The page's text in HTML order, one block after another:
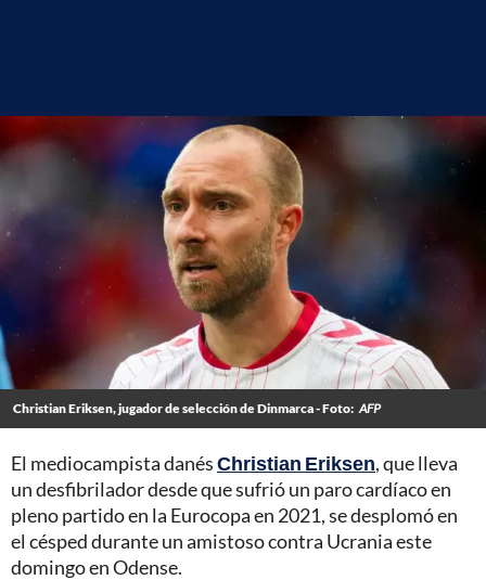
Christian Eriksen, jugador de selección de Dinmarca - Foto: AFP
El mediocampista danésChristian Eriksen, que lleva
un desfibrilador desde que sufrió un paro cardíaco en
pleno partido en la Eurocopa en 2021, se desplomó en
el césped durante un amistoso contra Ucrania este
domingo en Odense.